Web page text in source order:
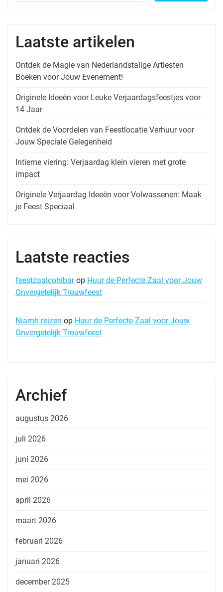
Laatste artikelen
Ontdek de Magie van Nederlandstalige Artiesten
Boeken voor Jouw Evenement!
Originele Ideeën voor Leuke Verjaardagsfeestjes voor
14 Jaar
Ontdek de Voordelen van Feestlocatie Verhuur voor
Jouw Speciale Gelegenheid
Intieme viering: Verjaardag klein vieren met grote
impact
Originele Verjaardag Ideeën voor Volwassenen: Maak
je Feest Speciaal
Laatste reacties
feestzaalcohibarop Huur de Perfecte Zaal voor Jouw
Onvergetelijk Trouwfeest
Niamh reizen op Huur de Perfecte Zaal voor Jouw
Onvergetelijk Trouwfeest
Archief
augustus 2026
juli 2026
juni 2026
mei 2026
april 2026
maart 2026
februari 2026
januari 2026
december 2025